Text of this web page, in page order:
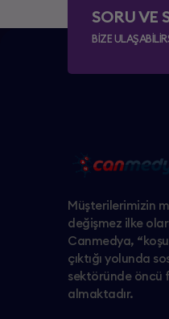
SORU VE
BİZE
Müşterilerimizin
değişmez ilke
Canmedya,
çıktığı yolunda
sektöründe öncü
almaktadır.